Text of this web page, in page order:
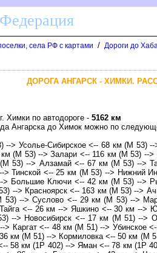
села РФ с картами / Дороги до
ДОРОГА АНГАРСК - ХИМКИ.
Химки по автодороге - 5162 км
Ангарска до Химок можно по
--> Усолье-Сибирское <-- 68 км (М 53)
(М 53) --> Залари <-- 116 км (М 53) --
(М 53) --> Алзамай <-- 67 км (М 53) -->
Тинской <-- 25 км (М 53) --> Нижний
> Большие Ключи <-- 42 км (М 53) -->
--> Красноярск <-- 163 км (М 53) -->
53) --> Суслово <-- 29 км (М 53) -->
<-- 26 км --> Яшкино <-- 30 км -->
--> Новосибирск <-- 17 км (М 51) -->
Каргат <-- 48 км (М 51) --> Убинское
км (М 51) --> Кормиловка <-- 50 км (М
58 км (1Р 402) --> Яман <-- 78 км (1Р